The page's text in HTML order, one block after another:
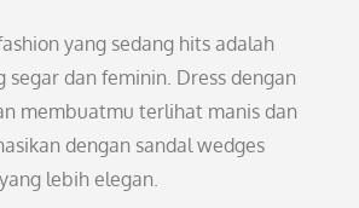
yang sedang hits adalah
segar dan feminin. Dress dengan
membuatmu terlihat manis dan
dengan sandal wedges
lebih elegan.